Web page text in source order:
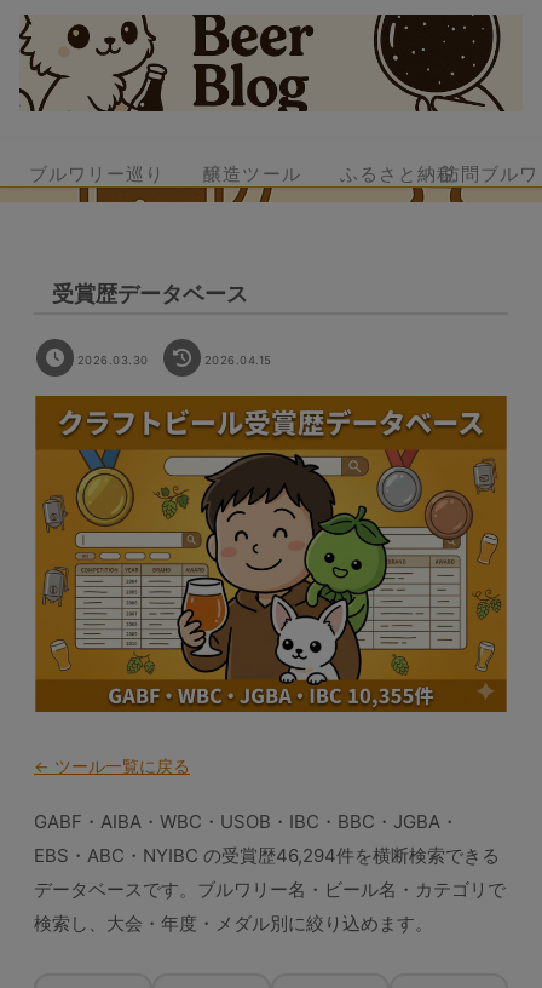
ブルワリー巡り 醸造ツール ふるさと納税訪問ブル
受賞歴データベース
2026.03.30 2026.04.15
← ツール一覧に戻る
GABF・AIBA・WBC・USOB・IBC・BBC・JGBA・
EBS・ABC・NYIBC の受賞歴46,294件を横断検索できる
データベースです。ブルワリー名・ビール名・カテゴリで
検索し、大会・年度・メダル別に絞り込めます。